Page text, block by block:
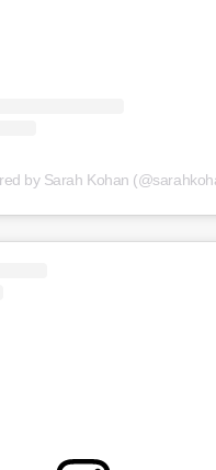
by Sarah Kohan